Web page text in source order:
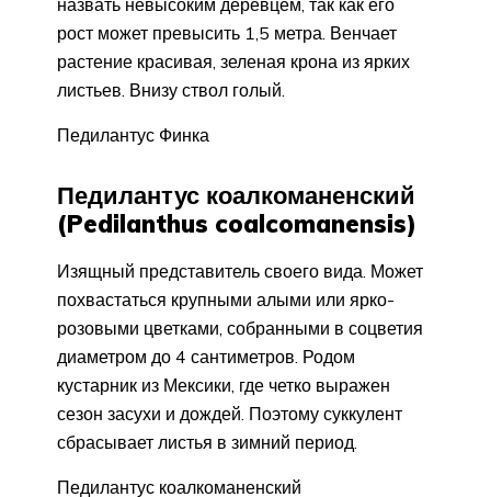
назвать невысоким деревцем, так как его
рост может превысить 1,5 метра. Венчает
растение красивая, зеленая крона из ярких
листьев. Внизу ствол голый.
Педилантус Финка
Педилантус коалкоманенский
(Pedilanthus coalcomanensis)
Изящный представитель своего вида. Может
похвастаться крупными алыми или ярко-
розовыми цветками, собранными в соцветия
диаметром до 4 сантиметров. Родом
кустарник из Мексики, где четко выражен
сезон засухи и дождей. Поэтому суккулент
сбрасывает листья в зимний период.
Педилантус коалкоманенский